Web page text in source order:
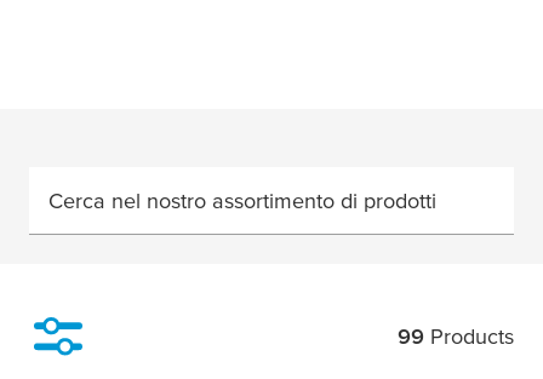
Cerca nel nostro assortimento di prodotti
99 Products